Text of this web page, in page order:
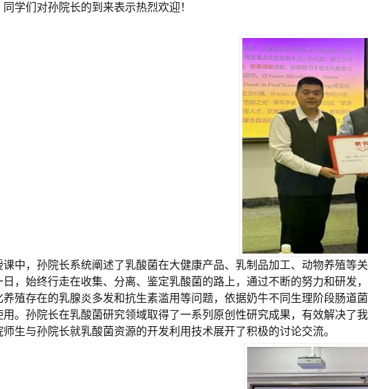
学们对孙院长的到来表示热烈欢迎！
课中，孙院长系统阐述了乳酸菌在大健康产品、乳制品加工、动物养殖等
日，始终行走在收集、分离、鉴定乳酸菌的路上，通过不断的努力和研发
养殖存在的乳腺炎多发和抗生素滥用等问题，依据奶牛不同生理阶段肠
用。孙院长在乳酸菌研究领域取得了一系列原创性研究成果，有效解决了
师生与孙院长就乳酸菌资源的开发利用技术展开了积极的讨论交流。